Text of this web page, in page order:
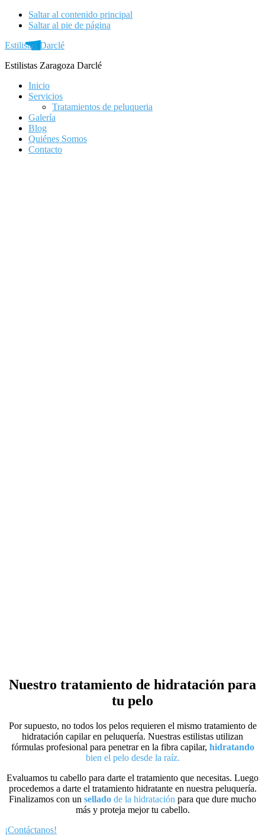
Saltar al contenido principal
Saltar al pie de página
Estilistas Darclé
Estilistas Zaragoza Darclé
Inicio
Servicios
Tratamientos de peluqueria
Galería
Blog
Quiénes Somos
Contacto
Nuestro tratamiento de hidratación para
tu pelo
Por supuesto, no todos los pelos requieren el mismo tratamiento de
hidratación capilar en peluquería. Nuestras estilistas utilizan
fórmulas profesional para penetrar en la fibra capilar, hidratando
bien el pelo desde la raíz.
Evaluamos tu cabello para darte el tratamiento que necesitas. Luego
procedemos a darte el tratamiento hidratante en nuestra peluquería.
Finalizamos con un sellado de la hidratación para que dure mucho
más y proteja mejor tu cabello.
¡Contáctanos!